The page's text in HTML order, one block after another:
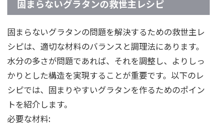
固まらないグラタンの救世主レシピ
固まらないグラタンの問題を解決するための救世主レ
シピは、適切な材料のバランスと調理法にあります。
水分の多さが問題であれば、それを調整し、よりしっ
かりとした構造を実現することが重要です。以下のレ
シピでは、固まりやすいグラタンを作るためのポイン
トを紹介します。
必要な材料: